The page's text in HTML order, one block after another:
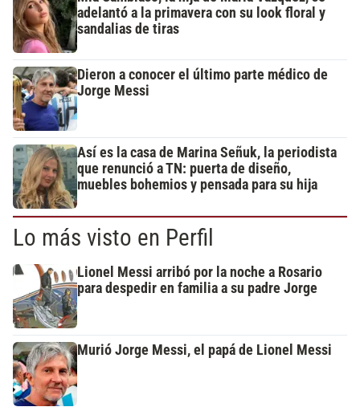
adelantó a la primavera con su look floral y
sandalias de tiras
Dieron a conocer el último parte médico de
Jorge Messi
Así es la casa de Marina Señuk, la periodista
que renunció a TN: puerta de diseño,
muebles bohemios y pensada para su hija
Lo más visto en Perfil
Lionel Messi arribó por la noche a Rosario
para despedir en familia a su padre Jorge
Murió Jorge Messi, el papá de Lionel Messi